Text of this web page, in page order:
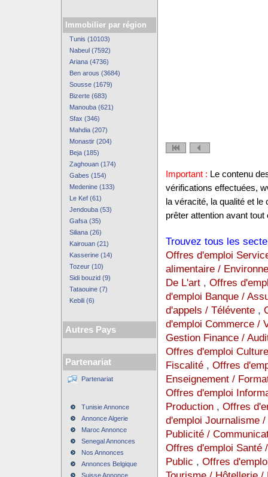
Immobilier par région
Tunis (10103)
Nabeul (7592)
Ariana (4736)
Ben arous (3684)
Sousse (1679)
Bizerte (683)
Manouba (621)
Sfax (346)
Mahdia (207)
Monastir (204)
Beja (185)
Zaghouan (174)
Gabes (154)
Medenine (133)
Le Kef (61)
Jendouba (53)
Gafsa (35)
Siliana (26)
Kairouan (21)
Kasserine (14)
Tozeur (10)
Sidi bouzid (9)
Tataouine (7)
Kebili (6)
Autres Pays
Partenariat
Partenariat
Tunisie Annonce
Annonce Algerie
Maroc Annonce
Senegal Annonces
Nos Annonces
Annonces Belgique
Suisse Annonce
Important : Le contenu
vérifications effectuées,
la véracité, la qualité et
prêter attention avant tout
Trouvez tous les
Offres d'emploi
alimentaire /
De L'art , Offres
d'emploi Banque /
d'appels / Télévente ,
d'emploi Commerce /
Gestion Finance /
Offres d'emploi
Fiscalité , Offres
Enseignement /
Offres d'emploi
Production , Offres
d'emploi Journalisme
Publicité /
Offres d'emploi Santé
Public , Offres